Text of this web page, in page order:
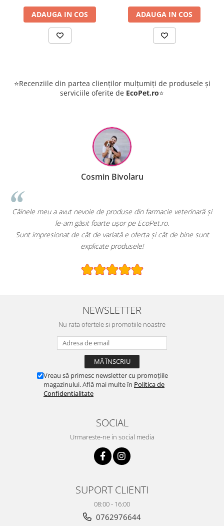
ADAUGA IN COS ADAUGA IN COS
⭐Recenziile din partea clienților mulțumiți de produsele și
serviciile oferite de EcoPet.ro⭐
Cosmin Bivolaru
meu a avut nevoie de produse din farmacie veterinară și
le-am găsit foarte ușor pe EcoPet.ro.
impresionat de cât de variată e oferta și cât de bine sunt
explicate produsele!
E greu
NEWSLETTER
Nu rata ofertele si promotiile noastre
Vreau să primesc newsletter cu promoțiile
magazinului. Află mai multe în Politica de
Confidentialitate
SOCIAL
Urmareste-ne in social media
SUPORT CLIENTI
08:00 - 16:00
0762976644